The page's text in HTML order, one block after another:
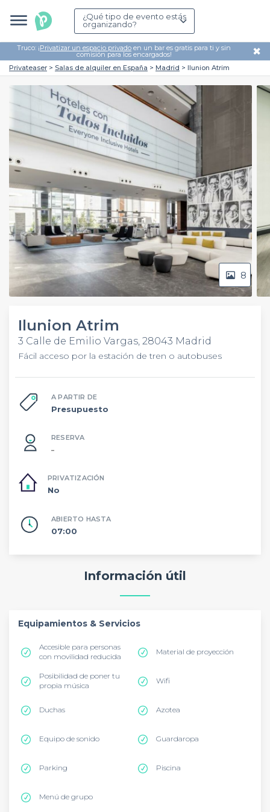
¿Qué tipo de evento estás
organizando?
Truco: ¡Privatizar un espacio privado en un bar es gratis para ti y sin
comisión para los encargados! ✖
Privateaser Salas de alquiler en España Madrid Ilunion Atrim
8
Ilunion Atrim
3 Calle de Emilio Vargas, 28043 Madrid
Fácil acceso por la estación de tren o autobuses
A PARTIR DE
Presupuesto
RESERVA
–
PRIVATIZACIÓN
No
ABIERTO HASTA
07:00
Información útil
Equipamientos & Servicios
Accesible para personas
con movilidad reducida
Material de proyección
Posibilidad de poner tu
propia música
Wifi
Duchas Azotea
Equipo de sonido Guardaropa
Parking Piscina
Menú de grupo